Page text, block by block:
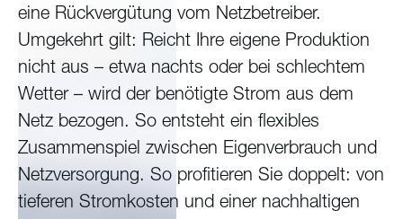
eine Rückvergütung vom Netzbetreiber.
Umgekehrt gilt: Reicht Ihre eigene Produktion
nicht aus – etwa nachts oder bei schlechtem
Wetter – wird der benötigte Strom aus dem
Netz bezogen. So entsteht ein flexibles
Zusammenspiel zwischen Eigenverbrauch und
Netzversorgung. So profitieren Sie doppelt: von
tieferen Stromkosten und einer nachhaltigen